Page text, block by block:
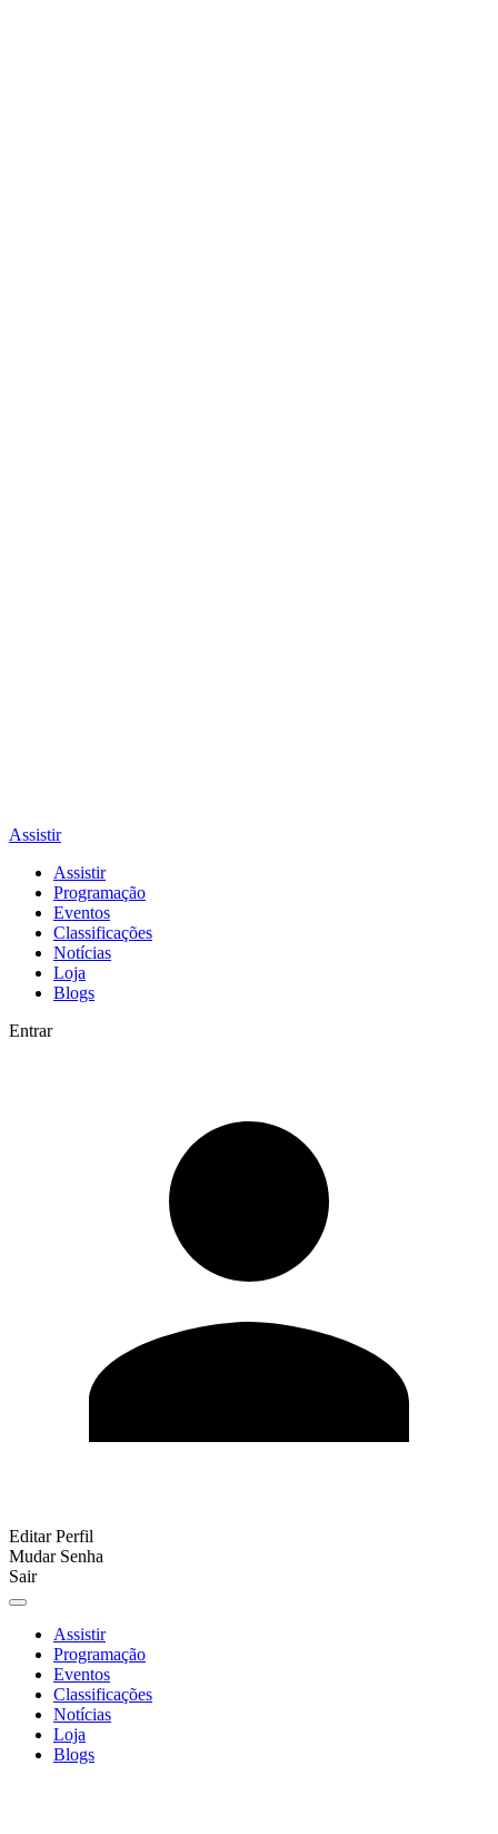
Assistir
Assistir
Programação
Eventos
Classificações
Notícias
Loja
Blogs
Entrar
Editar Perfil
Mudar Senha
Sair
Assistir
Programação
Eventos
Classificações
Notícias
Loja
Blogs